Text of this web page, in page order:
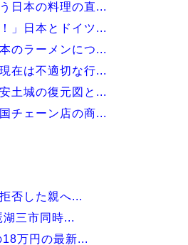
日本の料理の直...
」日本とドイツ...
のラーメンにつ...
在は不適切な行...
土城の復元図と...
チェーン店の商...
互RSS
否した親へ...
湖三市同時...
18万円の最新...